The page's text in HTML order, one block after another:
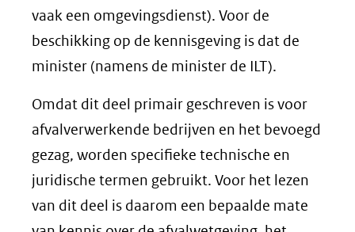
vaak een omgevingsdienst). Voor de
beschikking op de kennisgeving is dat de
minister (namens de minister de ILT).
Omdat dit deel primair geschreven is voor
afvalverwerkende bedrijven en het bevoegd
gezag, worden specifieke technische en
juridische termen gebruikt. Voor het lezen
van dit deel is daarom een bepaalde mate